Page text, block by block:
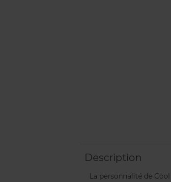
Description
La personnalité de